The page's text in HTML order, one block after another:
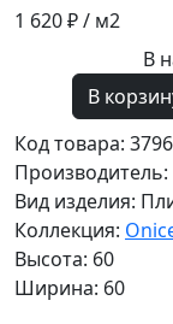
1 620 ₽/ м2
В
В
Код товара:
Производитель:
Вид изделия:
Коллекция:
Высота: 60
Ширина: 60